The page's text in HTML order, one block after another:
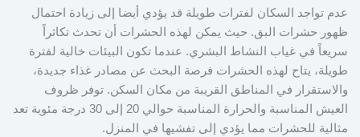
عدم تواجد السكان لفترات طويلة قد يؤدي أيضا إلى زيادة احتمال
ظهور حشرات البق. حيث يمكن لهذه الحشرات أن تحدث تكاثراً
سريعاً في غياب النشاط البشري. عندما تكون البيئات خالية لفترة
طويلة، يتاح لهذه الحشرات فرصة البحث عن مصادر غذاء جديدة،
والاستقرار في المناطق القريبة من مكان السكن. توفر ظروف
العيش المناسبة والحرارة المناسبة حوالي 20 إلى 30 درجة مئوية تعد
مثالية للحشرات مما يؤدي إلى تفشيها في المنزل.